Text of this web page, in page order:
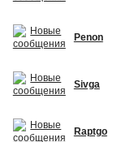
Penon
Sivga
Raptgo